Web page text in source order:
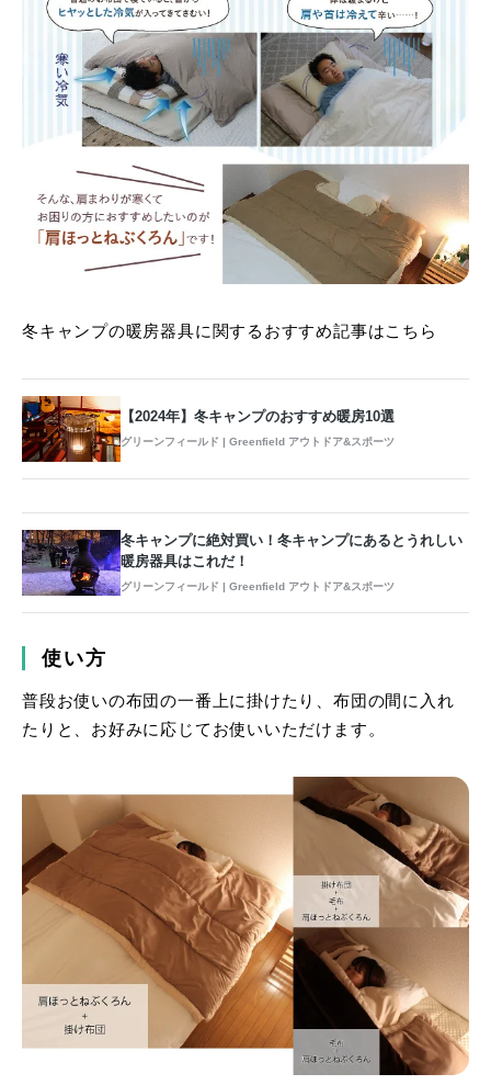
冬キャンプの暖房器具に関するおすすめ記事はこちら
【2024年】冬キャンプのおすすめ暖房10選
グリーンフィールド | Greenfield アウトドア&スポーツ
冬キャンプに絶対買い！冬キャンプにあるとうれしい
暖房器具はこれだ！
グリーンフィールド | Greenfield アウトドア&スポーツ
使い方
普段お使いの布団の一番上に掛けたり、布団の間に入れ
たりと、お好みに応じてお使いいただけます。